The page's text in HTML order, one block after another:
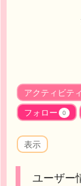
アクティビティ
フォロー 0
表示
ユーザー